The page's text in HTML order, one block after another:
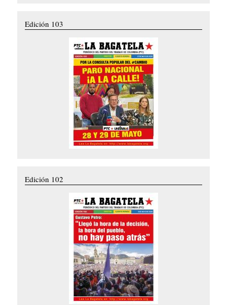
Edición 103
Edición 102